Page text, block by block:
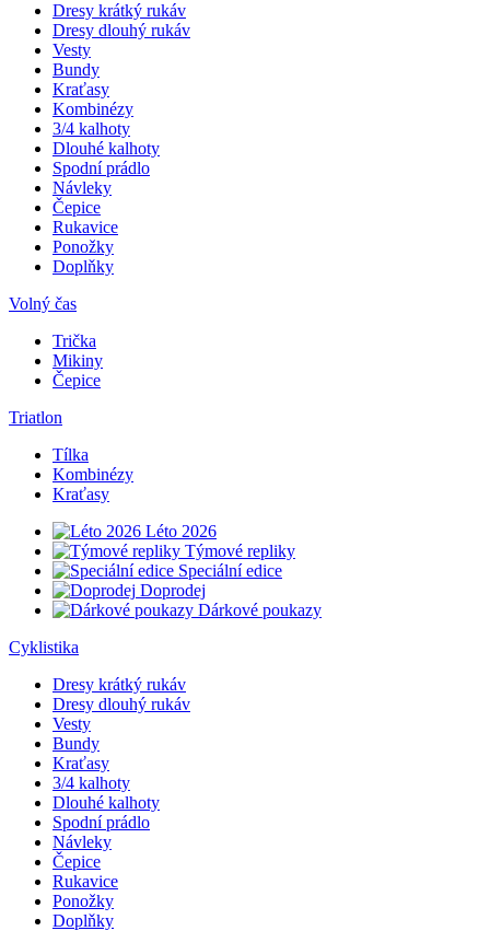
Dresy krátký rukáv
Dresy dlouhý rukáv
Vesty
Bundy
Kraťasy
Kombinézy
3/4 kalhoty
Dlouhé kalhoty
Spodní prádlo
Návleky
Čepice
Rukavice
Ponožky
Doplňky
Volný čas
Trička
Mikiny
Čepice
Triatlon
Tílka
Kombinézy
Kraťasy
Léto 2026
Týmové repliky
Speciální edice
Doprodej
Dárkové poukazy
Cyklistika
Dresy krátký rukáv
Dresy dlouhý rukáv
Vesty
Bundy
Kraťasy
3/4 kalhoty
Dlouhé kalhoty
Spodní prádlo
Návleky
Čepice
Rukavice
Ponožky
Doplňky